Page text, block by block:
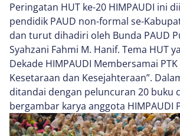
Peringatan HUT ke-20 HIMPAUDI ini
pendidik PAUD non-formal se-
dan turut dihadiri oleh Bunda PAUD
Syahzani Fahmi M. Hanif. Tema HUT
Dekade HIMPAUDI Membersamai
Kesetaraan dan Kesejahteraan”.
ditandai dengan peluncuran 20 buku
bergambar karya anggota HIMPAUDI